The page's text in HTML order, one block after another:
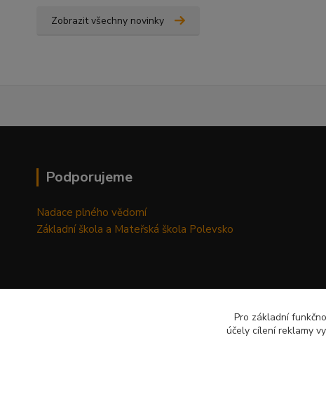
Zobrazit všechny novinky
Podporujeme
Nadace plného vědomí
Základní škola a Mateřská škola Polevsko
Pro základní
účely cílení reklamy